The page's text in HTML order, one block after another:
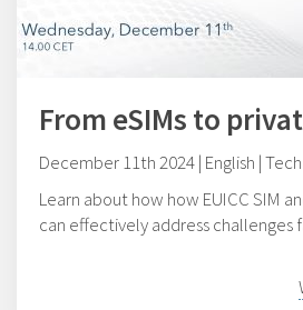
From eSIMs to
December 11th 2024 | English |
Learn about how how EUICC SIM
can effectively address challenges